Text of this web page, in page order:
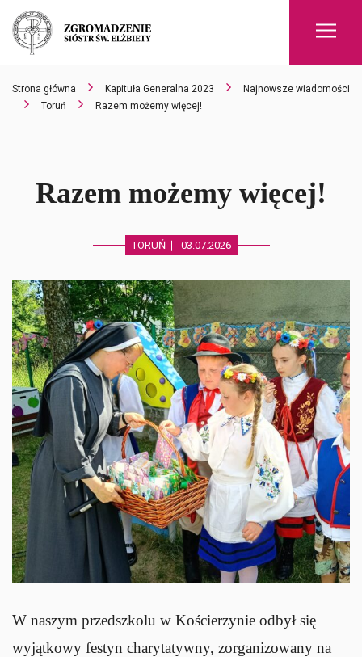
Strona główna Kapituła Generalna 2023
Najnowsze wiadomości
Toruń
Razem możemy więcej!
Razem możemy więcej!
TORUŃ 03.07.2026
W naszym przedszkolu w Kościerzynie odbył się
wyjątkowy festyn charytatywny, zorganizowany na